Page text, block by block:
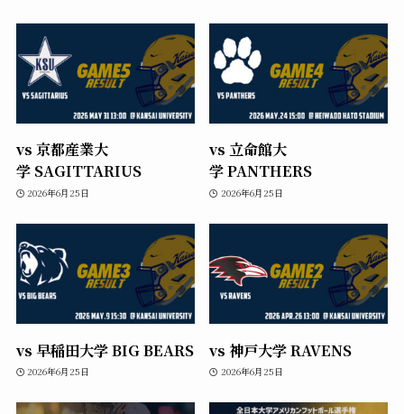
vs 京都産業大
学 SAGITTARIUS
2026年6月25日
vs 立命館大
学 PANTHERS
2026年6月25日
vs 早稲田大学 BIG BEARS
2026年6月25日
vs 神戸大学 RAVENS
2026年6月25日